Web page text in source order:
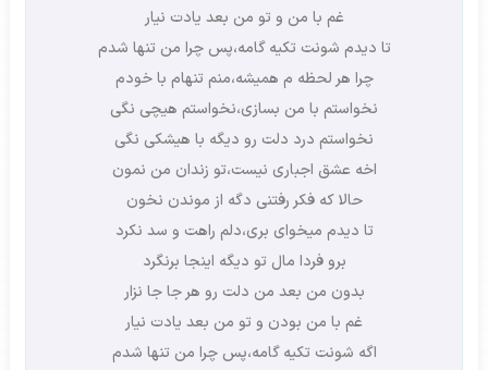
غم با من و تو من بعد یادت نیار
تا دیدم شونت تکیه گامه،پس چرا من تنها شدم
چرا هر لحظه م همیشه،منم تنهام با خودم
نخواستم با من بسازی،نخواستم هیچی نگی
نخواستم درد دلت رو دیگه با هیشکی نگی
اخه عشق اجباری نیست،تو زندان من نمون
حالا که فکر رفتنی دگه از موندن نخون
تا دیدم میخوای بری،دلم راهت و سد نکرد
برو فردا مال تو دیگه اینجا برنگرد
بدون من بعد من دلت رو هر جا جا نزار
غم با من بودن و تو من بعد یادت نیار
اگه شونت تکیه گامه،پس چرا من تنها شدم